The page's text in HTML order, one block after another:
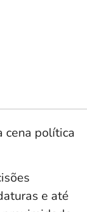
cena política
e até